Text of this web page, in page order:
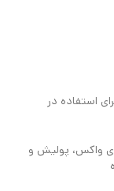
استفاده در
واکس، پولیش و